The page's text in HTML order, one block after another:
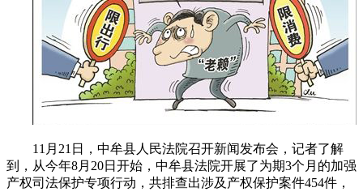
11月21日，中牟县人民法院召开新闻发布会，记者了解
到，从今年8月20日开始，中牟县法院开展了为期3个月的加强
产权司法保护专项行动，共排查出涉及产权保护案件454件，